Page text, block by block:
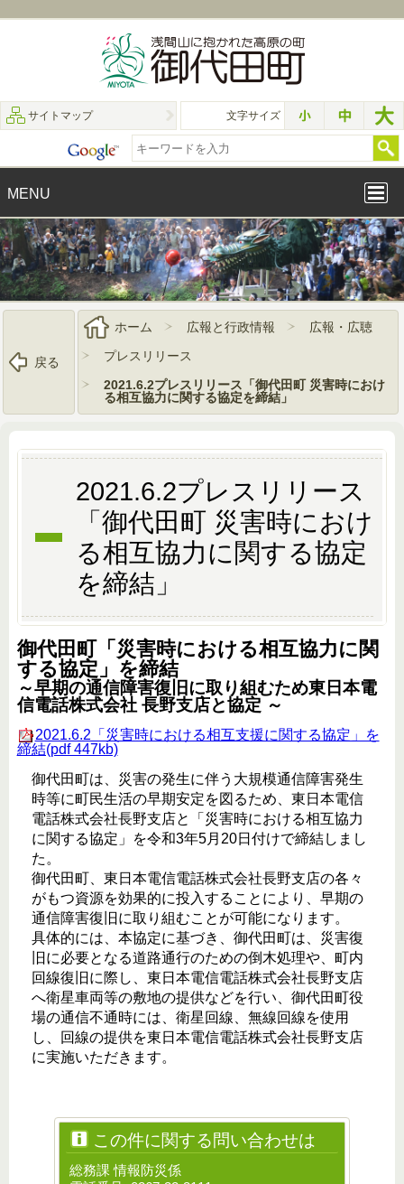
サイトマップ 文字サイズ
MENU
戻る
ホーム 広報と行政情報
広報・広聴
プレスリリース
2021.6.2プレスリリース「御代田町 災害時におけ
る相互協力に関する協定を締結」
2021.6.2プレスリリース
「御代田町 災害時におけ
る相互協力に関する協定
を締結」
御代田町「災害時における相互協力に関
する協定」を締結
～早期の通信障害復旧に取り組むため東日本電
信電話株式会社 長野支店と協定 ～
2021.6.2「災害時における相互支援に関する協定」を
締結(pdf 447kb)
御代田町は、災害の発生に伴う大規模通信障害発生
時等に町民生活の早期安定を図るため、東日本電信
電話株式会社長野支店と「災害時における相互協力
に関する協定」を令和3年5月20日付けで締結しまし
た。
御代田町、東日本電信電話株式会社長野支店の各々
がもつ資源を効果的に投入することにより、早期の
通信障害復旧に取り組むことが可能になります。
具体的には、本協定に基づき、御代田町は、災害復
旧に必要となる道路通行のための倒木処理や、町内
回線復旧に際し、東日本電信電話株式会社長野支店
へ衛星車両等の敷地の提供などを行い、御代田町役
場の通信不通時には、衛星回線、無線回線を使用
し、回線の提供を東日本電信電話株式会社長野支店
に実施いただきます。
この件に関する問い合わせは
総務課 情報防災係